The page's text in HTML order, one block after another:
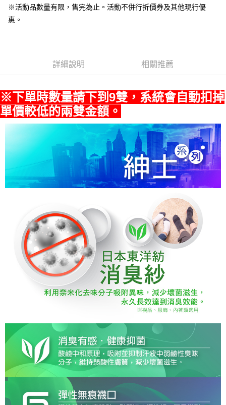
宅配
每筆NT$80，滿NT$699(含以上)免運費
※活動品數量有限，售完為止。活動不併行折價券及其他現行優
惠。
詳細說明 相關推薦
※下單時數量請下到9雙，系統會自動扣掉
單價較低的兩雙金額。